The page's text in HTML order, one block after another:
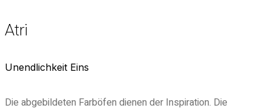
Atri
Unendlichkeit Eins
Die abgebildeten Farböfen dienen der Inspiration. Die